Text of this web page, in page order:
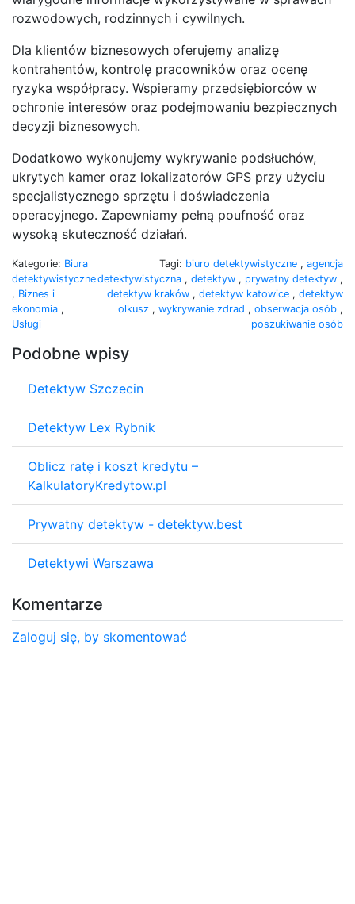
rozwodowych, rodzinnych i cywilnych.
Dla klientów biznesowych oferujemy analizę
kontrahentów, kontrolę pracowników oraz ocenę
ryzyka współpracy. Wspieramy przedsiębiorców w
ochronie interesów oraz podejmowaniu bezpiecznych
decyzji biznesowych.
Dodatkowo wykonujemy wykrywanie podsłuchów,
ukrytych kamer oraz lokalizatorów GPS przy użyciu
specjalistycznego sprzętu i doświadczenia
operacyjnego. Zapewniamy pełną poufność oraz
wysoką skuteczność działań.
Kategorie: Biura
detektywistyczne
, Biznes i
ekonomia ,
Usługi
Tagi: biuro detektywistyczne , agencja
detektywistyczna , detektyw , prywatny detektyw ,
detektyw kraków , detektyw katowice , detektyw
olkusz , wykrywanie zdrad , obserwacja osób ,
poszukiwanie osób
Podobne wpisy
Detektyw Szczecin
Detektyw Lex Rybnik
Oblicz ratę i koszt kredytu –
KalkulatoryKredytow.pl
Prywatny detektyw - detektyw.best
Detektywi Warszawa
Komentarze
Zaloguj się, by skomentować